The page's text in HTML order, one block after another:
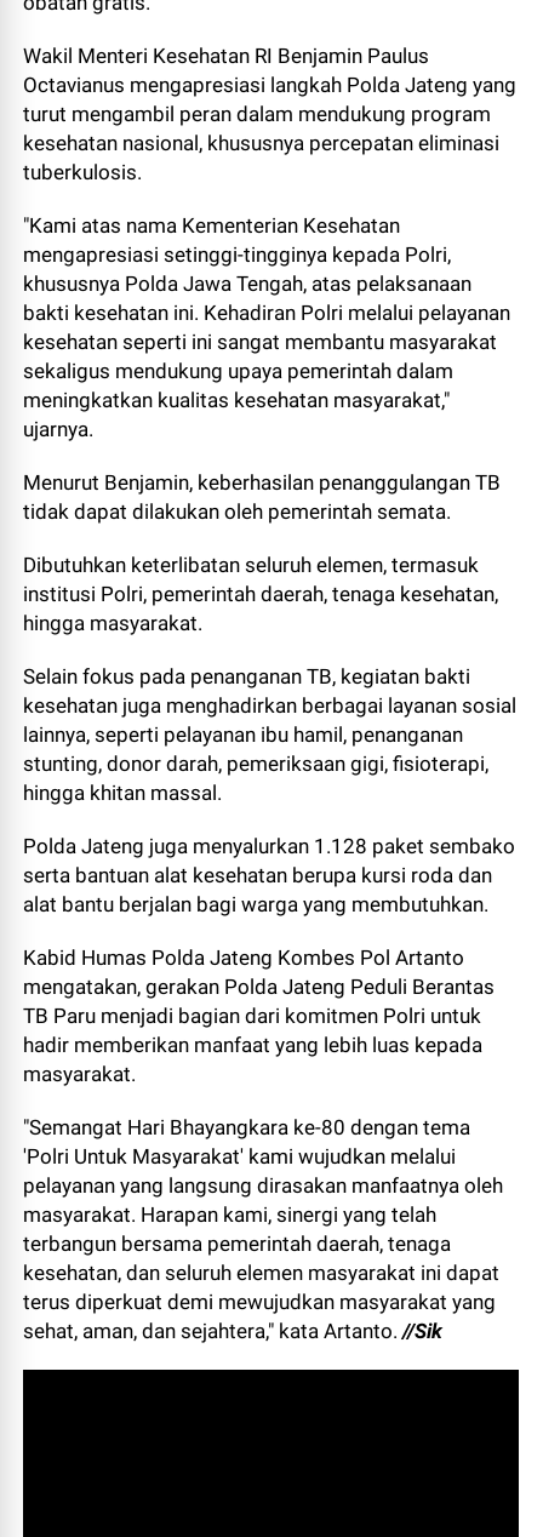
Wakil Menteri Kesehatan RI Benjamin Paulus
Octavianus mengapresiasi langkah Polda Jateng yang
turut mengambil peran dalam mendukung program
kesehatan nasional, khususnya percepatan eliminasi
tuberkulosis.
"Kami atas nama Kementerian Kesehatan
mengapresiasi setinggi-tingginya kepada Polri,
khususnya Polda Jawa Tengah, atas pelaksanaan
bakti kesehatan ini. Kehadiran Polri melalui pelayanan
kesehatan seperti ini sangat membantu masyarakat
sekaligus mendukung upaya pemerintah dalam
meningkatkan kualitas kesehatan masyarakat,"
ujarnya.
Menurut Benjamin, keberhasilan penanggulangan TB
tidak dapat dilakukan oleh pemerintah semata.
Dibutuhkan keterlibatan seluruh elemen, termasuk
institusi Polri, pemerintah daerah, tenaga kesehatan,
hingga masyarakat.
Selain fokus pada penanganan TB, kegiatan bakti
kesehatan juga menghadirkan berbagai layanan sosial
lainnya, seperti pelayanan ibu hamil, penanganan
stunting, donor darah, pemeriksaan gigi, fisioterapi,
hingga khitan massal.
Polda Jateng juga menyalurkan 1.128 paket sembako
serta bantuan alat kesehatan berupa kursi roda dan
alat bantu berjalan bagi warga yang membutuhkan.
Kabid Humas Polda Jateng Kombes Pol Artanto
mengatakan, gerakan Polda Jateng Peduli Berantas
TB Paru menjadi bagian dari komitmen Polri untuk
hadir memberikan manfaat yang lebih luas kepada
masyarakat.
"Semangat Hari Bhayangkara ke-80 dengan tema
'Polri Untuk Masyarakat' kami wujudkan melalui
pelayanan yang langsung dirasakan manfaatnya oleh
masyarakat. Harapan kami, sinergi yang telah
terbangun bersama pemerintah daerah, tenaga
kesehatan, dan seluruh elemen masyarakat ini dapat
terus diperkuat demi mewujudkan masyarakat yang
sehat, aman, dan sejahtera," kata Artanto.//Sik